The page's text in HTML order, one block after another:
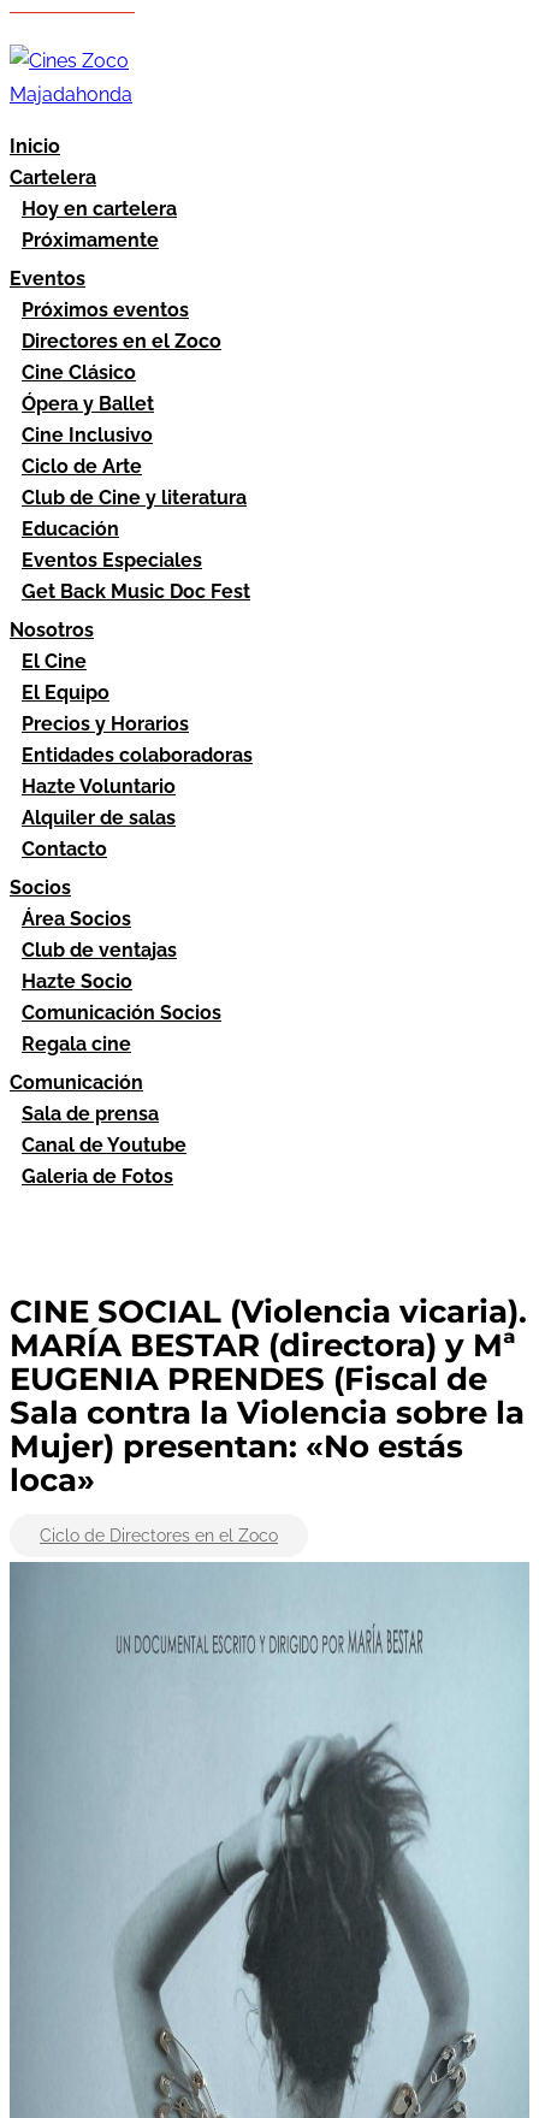
Inicio
Cartelera
Hoy en cartelera
Próximamente
Eventos
Próximos eventos
Directores en el Zoco
Cine Clásico
Ópera y Ballet
Cine Inclusivo
Ciclo de Arte
Club de Cine y literatura
Educación
Eventos Especiales
Get Back Music Doc Fest
Nosotros
El Cine
El Equipo
Precios y Horarios
Entidades colaboradoras
Hazte Voluntario
Alquiler de salas
Contacto
Socios
Área Socios
Club de ventajas
Hazte Socio
Comunicación Socios
Regala cine
Comunicación
Sala de prensa
Canal de Youtube
Galeria de Fotos
CINE SOCIAL (Violencia vicaria).
MARÍA BESTAR (directora) y Mª
EUGENIA PRENDES (Fiscal de
Sala contra la Violencia sobre la
Mujer) presentan: «No estás
loca»
Ciclo de Directores en el Zoco